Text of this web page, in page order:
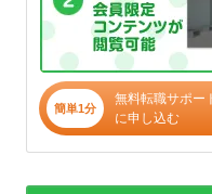
簡単1分
無料転職サポー
に申し込む